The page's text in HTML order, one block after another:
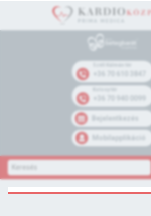
Bejelentkezés
Mobilapplikáció